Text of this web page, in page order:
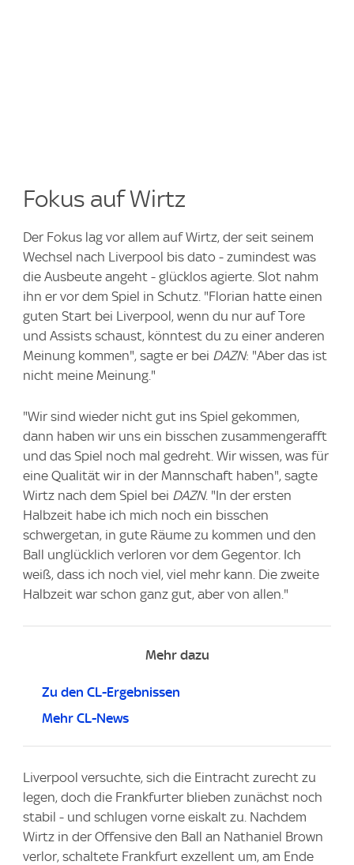
Fokus auf Wirtz
Der Fokus lag vor allem auf Wirtz, der seit seinem
Wechsel nach Liverpool bis dato - zumindest was
die Ausbeute angeht - glücklos agierte. Slot nahm
ihn er vor dem Spiel in Schutz. "Florian hatte einen
guten Start bei Liverpool, wenn du nur auf Tore
und Assists schaust, könntest du zu einer anderen
Meinung kommen", sagte er bei DAZN: "Aber das ist
nicht meine Meinung."
"Wir sind wieder nicht gut ins Spiel gekommen,
dann haben wir uns ein bisschen zusammengerafft
und das Spiel noch mal gedreht. Wir wissen, was für
eine Qualität wir in der Mannschaft haben", sagte
Wirtz nach dem Spiel bei DAZN. "In der ersten
Halbzeit habe ich mich noch ein bisschen
schwergetan, in gute Räume zu kommen und den
Ball unglücklich verloren vor dem Gegentor. Ich
weiß, dass ich noch viel, viel mehr kann. Die zweite
Halbzeit war schon ganz gut, aber von allen."
Mehr dazu
Zu den CL-Ergebnissen
Mehr CL-News
Liverpool versuchte, sich die Eintracht zurecht zu
legen, doch die Frankfurter blieben zunächst noch
stabil - und schlugen vorne eiskalt zu. Nachdem
Wirtz in der Offensive den Ball an Nathaniel Brown
verlor, schaltete Frankfurt exzellent um, am Ende